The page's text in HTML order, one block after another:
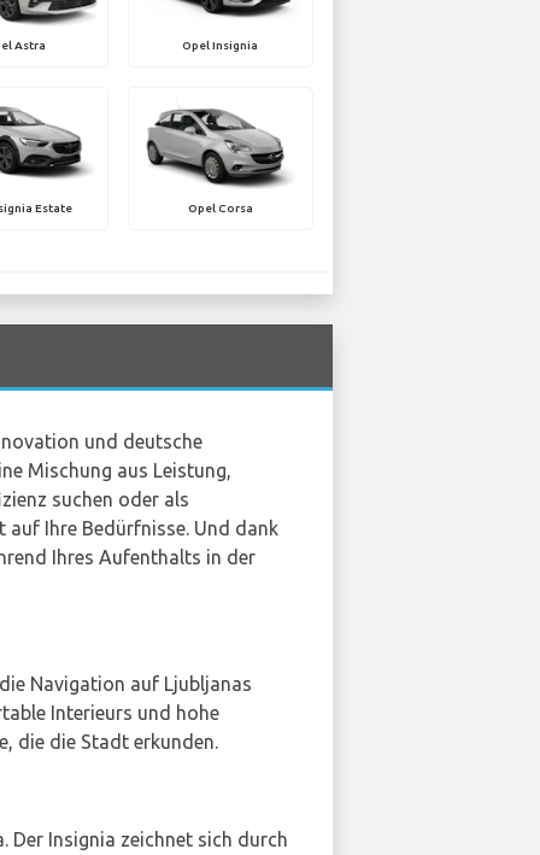
Astra Opel Insignia
Estate Opel Corsa
und deutsche
Mischung aus Leistung,
suchen oder als
Ihre Bedürfnisse. Und dank
Ihres Aufenthalts in der
Navigation auf Ljubljanas
Interieurs und hohe
die die Stadt erkunden.
Der Insignia zeichnet sich durch